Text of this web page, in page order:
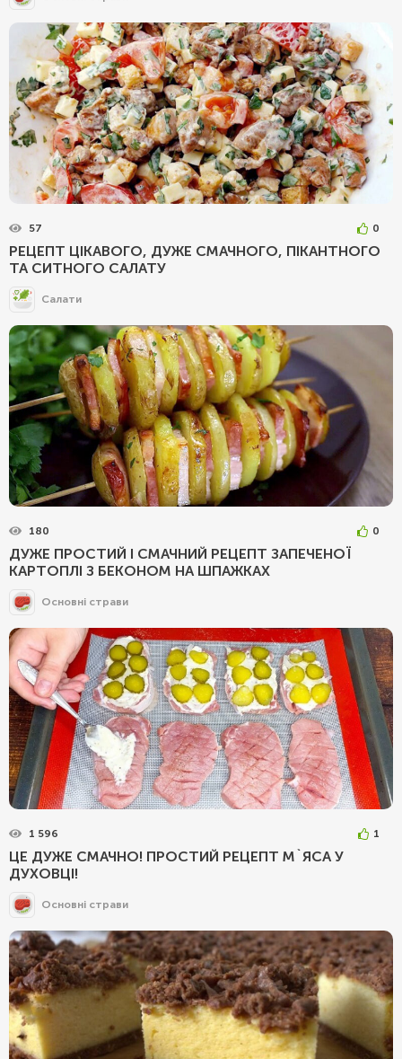
57 0
РЕЦЕПТ ЦІКАВОГО, ДУЖЕ СМАЧНОГО, ПІКАНТНОГО
ТА СИТНОГО САЛАТУ
Салати
180 0
ДУЖЕ ПРОСТИЙ І СМАЧНИЙ РЕЦЕПТ ЗАПЕЧЕНОЇ
КАРТОПЛІ З БЕКОНОМ НА ШПАЖКАХ
Основні страви
1 596 1
ЦЕ ДУЖЕ СМАЧНО! ПРОСТИЙ РЕЦЕПТ М`ЯСА У
ДУХОВЦІ!
Основні страви